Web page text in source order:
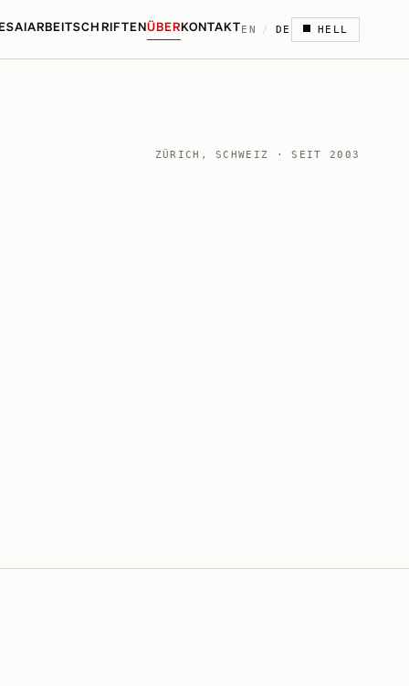
AIARBEITSCHRIFTEN ÜBER KONTAKTEN / DE HELL
ZÜRICH, SCHWEIZ · SEIT 2003